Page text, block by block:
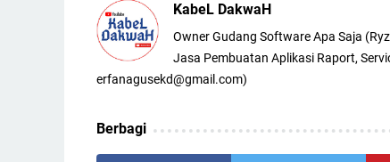
KabeL DakwaH
Owner Gudang Software Apa Saja
Jasa Pembuatan Aplikasi Raport,
erfanagusekd@gmail.com)
Berbagi